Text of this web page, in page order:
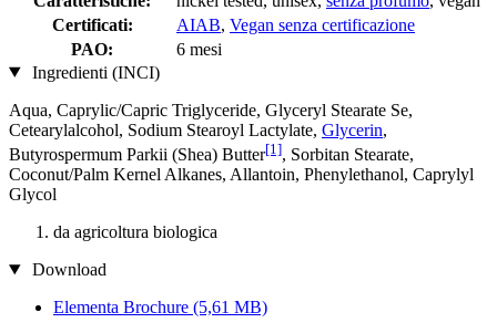
Certificati:
AIAB, Vegan senza certificazione
PAO:
6 mesi
Ingredienti (INCI)
Aqua, Caprylic/Capric Triglyceride, Glyceryl Stearate Se,
Cetearylalcohol, Sodium Stearoyl Lactylate, Glycerin,
Butyrospermum Parkii (Shea) Butter[1], Sorbitan Stearate,
Coconut/Palm Kernel Alkanes, Allantoin, Phenylethanol, Caprylyl
Glycol
da agricoltura biologica
Download
Elementa Brochure (5,61 MB)